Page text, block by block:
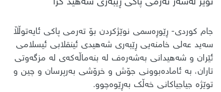
جام کوردی- ڕێوڕەسمی نوێژکردن بۆ تەرمی پاکی ئایەتوڵڵا
سەید عەلی خامنەیی ڕێبەری شەهیدی ئینقلابی ئیسلامی
ئێران و شەهیدانی بەشەرەف لە بنەماڵەکەی لە مزگەوتی
تاران، بە ئامادەبوونی جۆش و خرۆشی بەرپرسان و چین و
توێژە جیاجیاکانی خەڵک بەڕێوەچوو.